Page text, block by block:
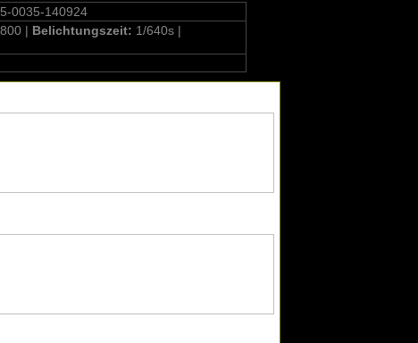
0035-140924
800 | Belichtungszeit: 1/640s |